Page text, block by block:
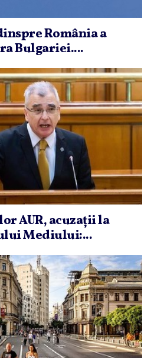
România a
Bulgariei....
AUR, acuzaţii la
Mediului:...